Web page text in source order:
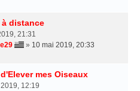
à distance
21:31
» 10 mai 2019, 20:33
mes Oiseaux
12:19